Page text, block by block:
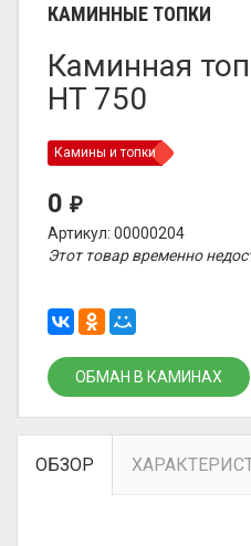
КАМИННЫЕ ТОПКИ
Каминная
HT 750
Камины и топки
0 ₽
Артикул: 00000204
Этот товар временно
ОБМАН В КАМИНАХ
ОБЗОР